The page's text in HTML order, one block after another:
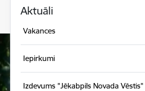
Aktuāli
Vakances
Iepirkumi
Izdevums "Jēkabpils Novada Vēstis"